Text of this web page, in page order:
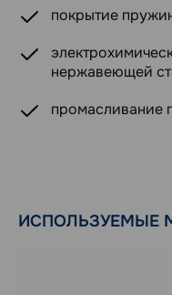
покрытие
нержавеющей
промасливание
ИСПОЛЬЗУЕМЫЕ